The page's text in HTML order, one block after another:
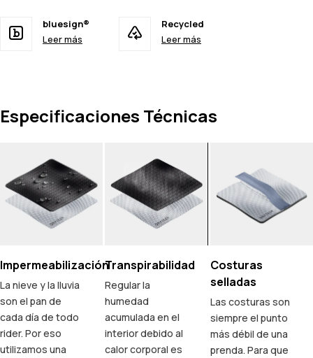
bluesign®
Leer más
Recycled
Leer más
Especificaciones Técnicas
Impermeabilización
La nieve y la lluvia
son el pan de
cada día de todo
rider. Por eso
utilizamos una
Transpirabilidad
Regular la
humedad
acumulada en el
interior debido al
calor corporal es
Costuras
selladas
Las costuras son
siempre el punto
más débil de una
prenda. Para que